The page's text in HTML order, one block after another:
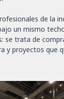
de la
un mismo
se trata de
y proyectos que